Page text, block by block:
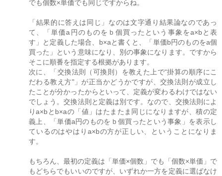
でも個数×単価でも同じですからね。
「結果的に答えは同じ」なのは文字通り結果論なのであっ
て、「単価a円のものをｂ個買ったという事象をa×bと表
す」と定義した場合、b×aと書くと、「単価b円のものをa個
買った」という意味になり、別の事象になります。ですから
そこに順番を指定する根拠があります。
次に、「交換法則（可換則）を教えた上で“掛算の順序にこ
だわる教え方"」が正当かどうかですが、交換法則が成立し
たことが分かったからといって、定義が変わるわけではない
でしょう。交換法則と定義は別です。なので、交換法則によ
りa×bとb×aの「値」はたまたま同じになりますが、積の定
義上、「単価a円のものをｂ個買ったという事象」を表示し
ているのはやはりa×bの方が正しい、ということになりま
す。
もちろん、最初の定義は「単価×個数」でも「個数×単価」で
もどちらでもいいのですが、いずれか一方を定義に選ばなけ